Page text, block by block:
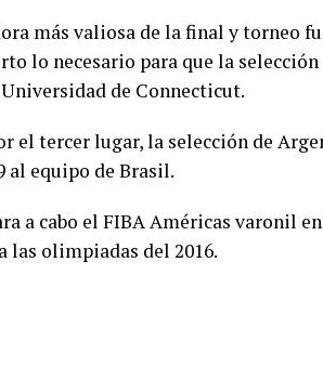
más valiosa de la final y torneo
lo necesario para que la
de Connecticut.
el tercer lugar, la selección de
al equipo de Brasil.
a cabo el FIBA Américas varonil
las olimpiadas del 2016.